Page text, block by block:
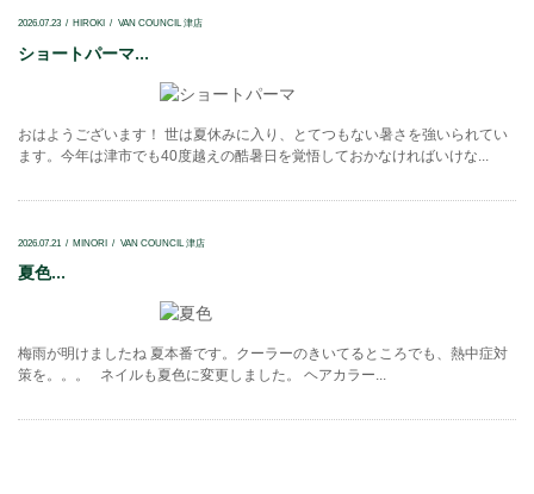
2026.07.23 HIROKI VAN COUNCIL 津店
ショートパーマ...
おはようございます！ 世は夏休みに入り、とてつもない暑さを強いられてい
ます。今年は津市でも40度越えの酷暑日を覚悟しておかなければいけな...
2026.07.21 MINORI VAN COUNCIL 津店
夏色...
梅雨が明けましたね 夏本番です。クーラーのきいてるところでも、熱中症対
策を。。。 ネイルも夏色に変更しました。 ヘアカラー...